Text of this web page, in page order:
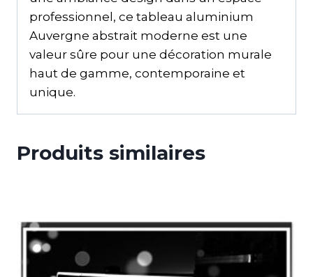
professionnel, ce tableau aluminium
Auvergne abstrait moderne est une
valeur sûre pour une décoration murale
haut de gamme, contemporaine et
unique.
Produits similaires